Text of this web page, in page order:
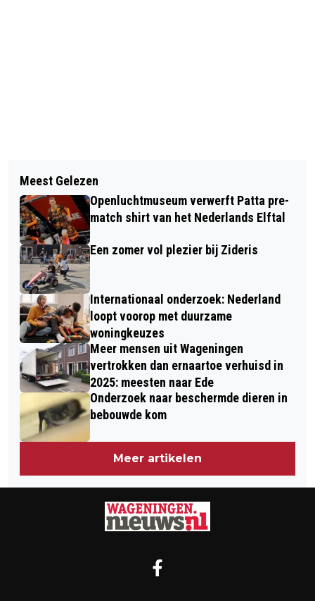
INTERNATIONALE VROUWENDAG IN
FOCUS FILMTHEATER ARNHEM
BLOESEM OP KOMST: EERSTE BLOEI
MOGELIJK BINNEN TWEE WEKEN
Meest Gelezen
Openluchtmuseum verwerft Patta pre-
match shirt van het Nederlands Elftal
Een zomer vol plezier bij Zideris
Internationaal onderzoek: Nederland
loopt voorop met duurzame
woningkeuzes
Meer mensen uit Wageningen
vertrokken dan ernaartoe verhuisd in
2025: meesten naar Ede
Onderzoek naar beschermde dieren in
bebouwde kom
Meer artikelen